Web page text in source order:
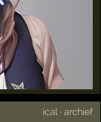
ical ·archief